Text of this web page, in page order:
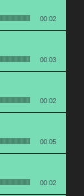
00:02
00:03
00:02
00:05
00:02